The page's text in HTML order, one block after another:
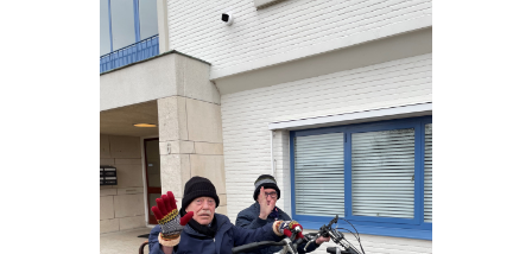
ORGANISATIE
VRIJWILLIGERS & STAGIAIRES
CONTACT